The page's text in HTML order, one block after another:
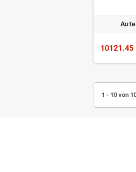
10121.45
1 - 10 von